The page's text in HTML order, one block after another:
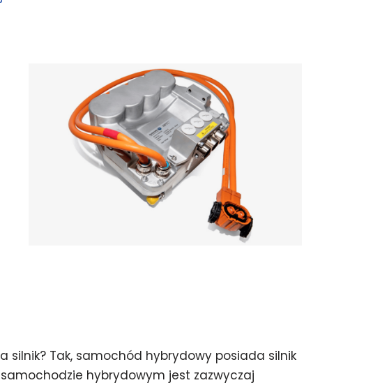
silnik? Tak, samochód hybrydowy posiada silnik
hybrydowym jest zazwyczaj